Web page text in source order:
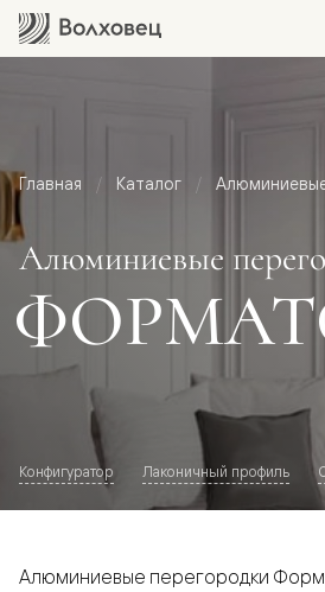
Главная Каталог
Алюминиевые
Конфигуратор Лаконичный профиль
Алюминиевые перегородки